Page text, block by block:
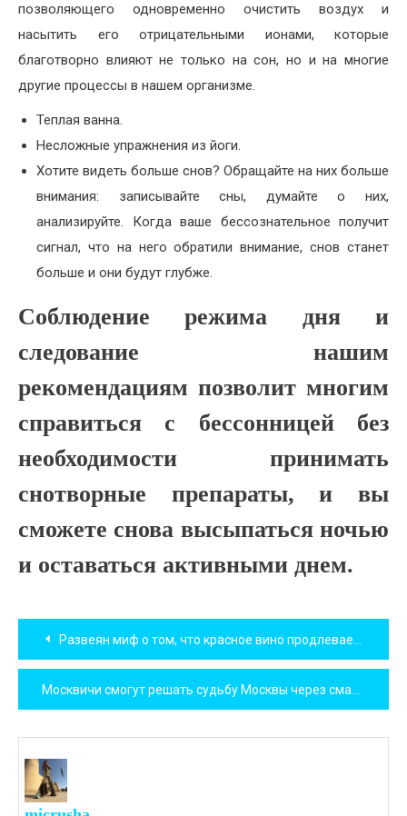
позволяющего одновременно очистить воздух и
насытить его отрицательными ионами, которые
благотворно влияют не только на сон, но и на многие
другие процессы в нашем организме.
Теплая ванна.
Несложные упражнения из йоги.
Хотите видеть больше снов? Обращайте на них больше
внимания: записывайте сны, думайте о них,
анализируйте. Когда ваше бессознательное получит
сигнал, что на него обратили внимание, снов станет
больше и они будут глубже.
Соблюдение режима дня и
следование нашим
рекомендациям позволит многим
справиться с бессонницей без
необходимости принимать
снотворные препараты, и вы
сможете снова высыпаться ночью
и оставаться активными днем.
Навигация
по
записям
Развеян миф о том, что красное вино продлевает человеческую жизнь
Москвичи смогут решать судьбу Москвы через смартфон